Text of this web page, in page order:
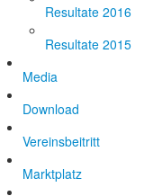
Resultate 2016
Resultate 2015
Media
Download
Vereinsbeitritt
Marktplatz